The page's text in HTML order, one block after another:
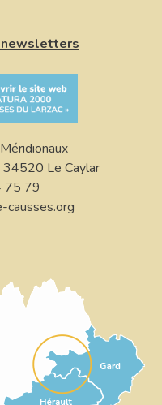
Le Caylar
75 79
causses.org